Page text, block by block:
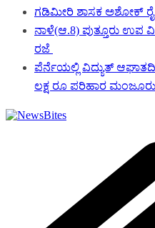
ಗಡಿಮೀರಿ ಶಾಸಕ ಅಶೋಕ್
ನಾಳೆ(ಆ.8) ಪುತ್ತೂರು ಉಪ
ರಜೆ
ಪೆರ್ನೆಯಲ್ಲಿ ವಿದ್ಯುತ್
ಲಕ್ಷ ರೂ ಪರಿಹಾರ